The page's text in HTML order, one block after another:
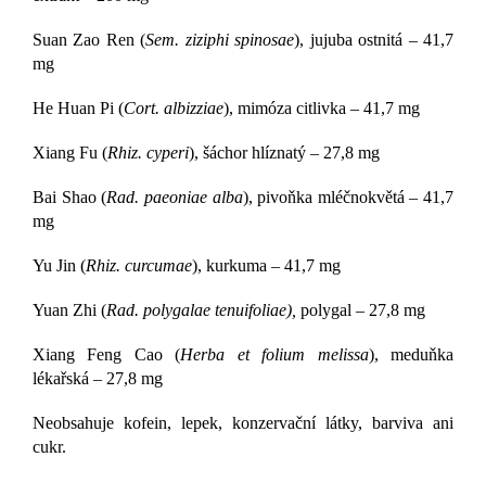
Suan Zao Ren (Sem. ziziphi spinosae), jujuba ostnitá – 41,7
mg
He Huan Pi (Cort. albizziae), mimóza citlivka – 41,7 mg
Xiang Fu (Rhiz. cyperi), šáchor hlíznatý – 27,8 mg
Bai Shao (Rad. paeoniae alba), pivoňka mléčnokvětá – 41,7
mg
Yu Jin (Rhiz. curcumae), kurkuma – 41,7 mg
Yuan Zhi (Rad. polygalae tenuifoliae), polygal – 27,8 mg
Xiang Feng Cao (Herba et folium melissa), meduňka
lékařská – 27,8 mg
Neobsahuje kofein, lepek, konzervační látky, barviva ani
cukr.